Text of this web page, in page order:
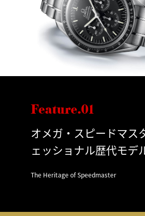
Feature.01
オメガ・スピードマス
ェッショナル歴代モデ
The Heritage of Speedmaster